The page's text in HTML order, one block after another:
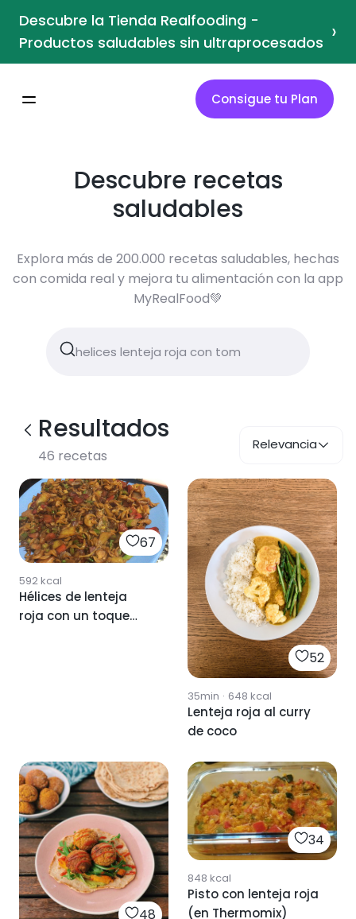
Descubre la Tienda Realfooding -
Productos saludables sin ultraprocesados ›
Consigue tu Plan
Descubre recetas
saludables
Explora más de 200.000 recetas saludables, hechas
con comida real y mejora tu alimentación con la app
MyRealFood💚
Resultados
46 recetas
Relevancia
67
592kcal
Hélices de lenteja
roja con un toque
52
35min · 648 kcal
Lenteja roja al curry
de coco
48
34
848 kcal
Pisto con lenteja roja
(en Thermomix)